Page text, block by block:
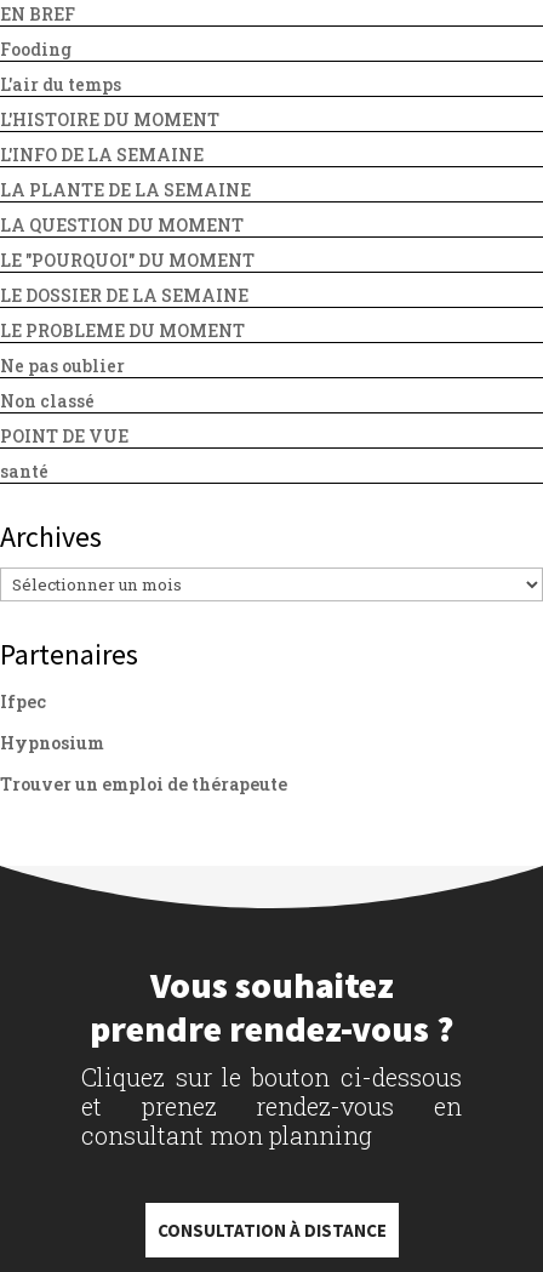
EN BREF
Fooding
L'air du temps
L'HISTOIRE DU MOMENT
L'INFO DE LA SEMAINE
LA PLANTE DE LA SEMAINE
LA QUESTION DU MOMENT
LE "POURQUOI" DU MOMENT
LE DOSSIER DE LA SEMAINE
LE PROBLEME DU MOMENT
Ne pas oublier
Non classé
POINT DE VUE
santé
Archives
Archives
Partenaires
Ifpec
Hypnosium
Trouver un emploi de thérapeute
Vous souhaitez
prendre rendez-vous ?
Cliquez sur le bouton ci-dessous
et prenez rendez-vous en
consultant mon planning
CONSULTATION À DISTANCE